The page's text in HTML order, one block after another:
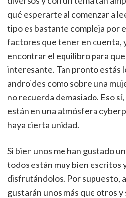
qué esperarte al comenzar a
tipo es bastante compleja por
factores que tener en cuenta,
encontrar el equilibro para
interesante. Tan pronto estás
androides como sobre una
no recuerda demasiado. Eso
están en una atmósfera
haya cierta unidad.
Si bien unos me han gustado
todos están muy bien escritos
disfrutándolos. Por supuesto,
gustarán unos más que otros